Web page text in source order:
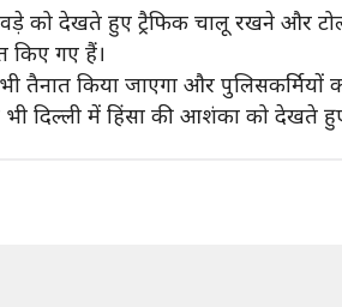
को देखते हुए ट्रैफिक चालू रखने और
किए गए हैं।
तैनात किया जाएगा और पुलिसकर्मियों
भी दिल्ली में हिंसा की आशंका को देखते